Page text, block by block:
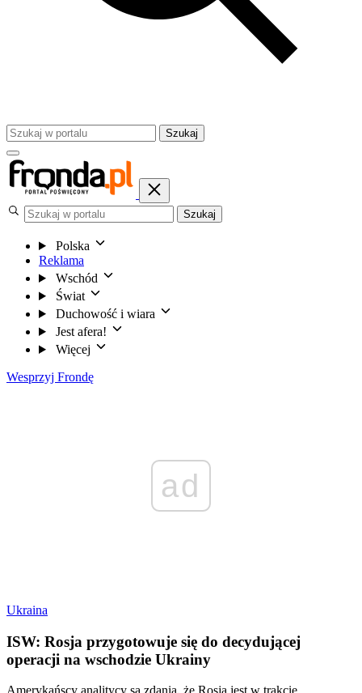
Szukaj
Szukaj
Polska
Reklama
Wschód
Świat
Duchowość i wiara
Jest afera!
Więcej
Wesprzyj Frondę
ad
Ukraina
ISW: Rosja przygotowuje się do decydującej
operacji na wschodzie Ukrainy